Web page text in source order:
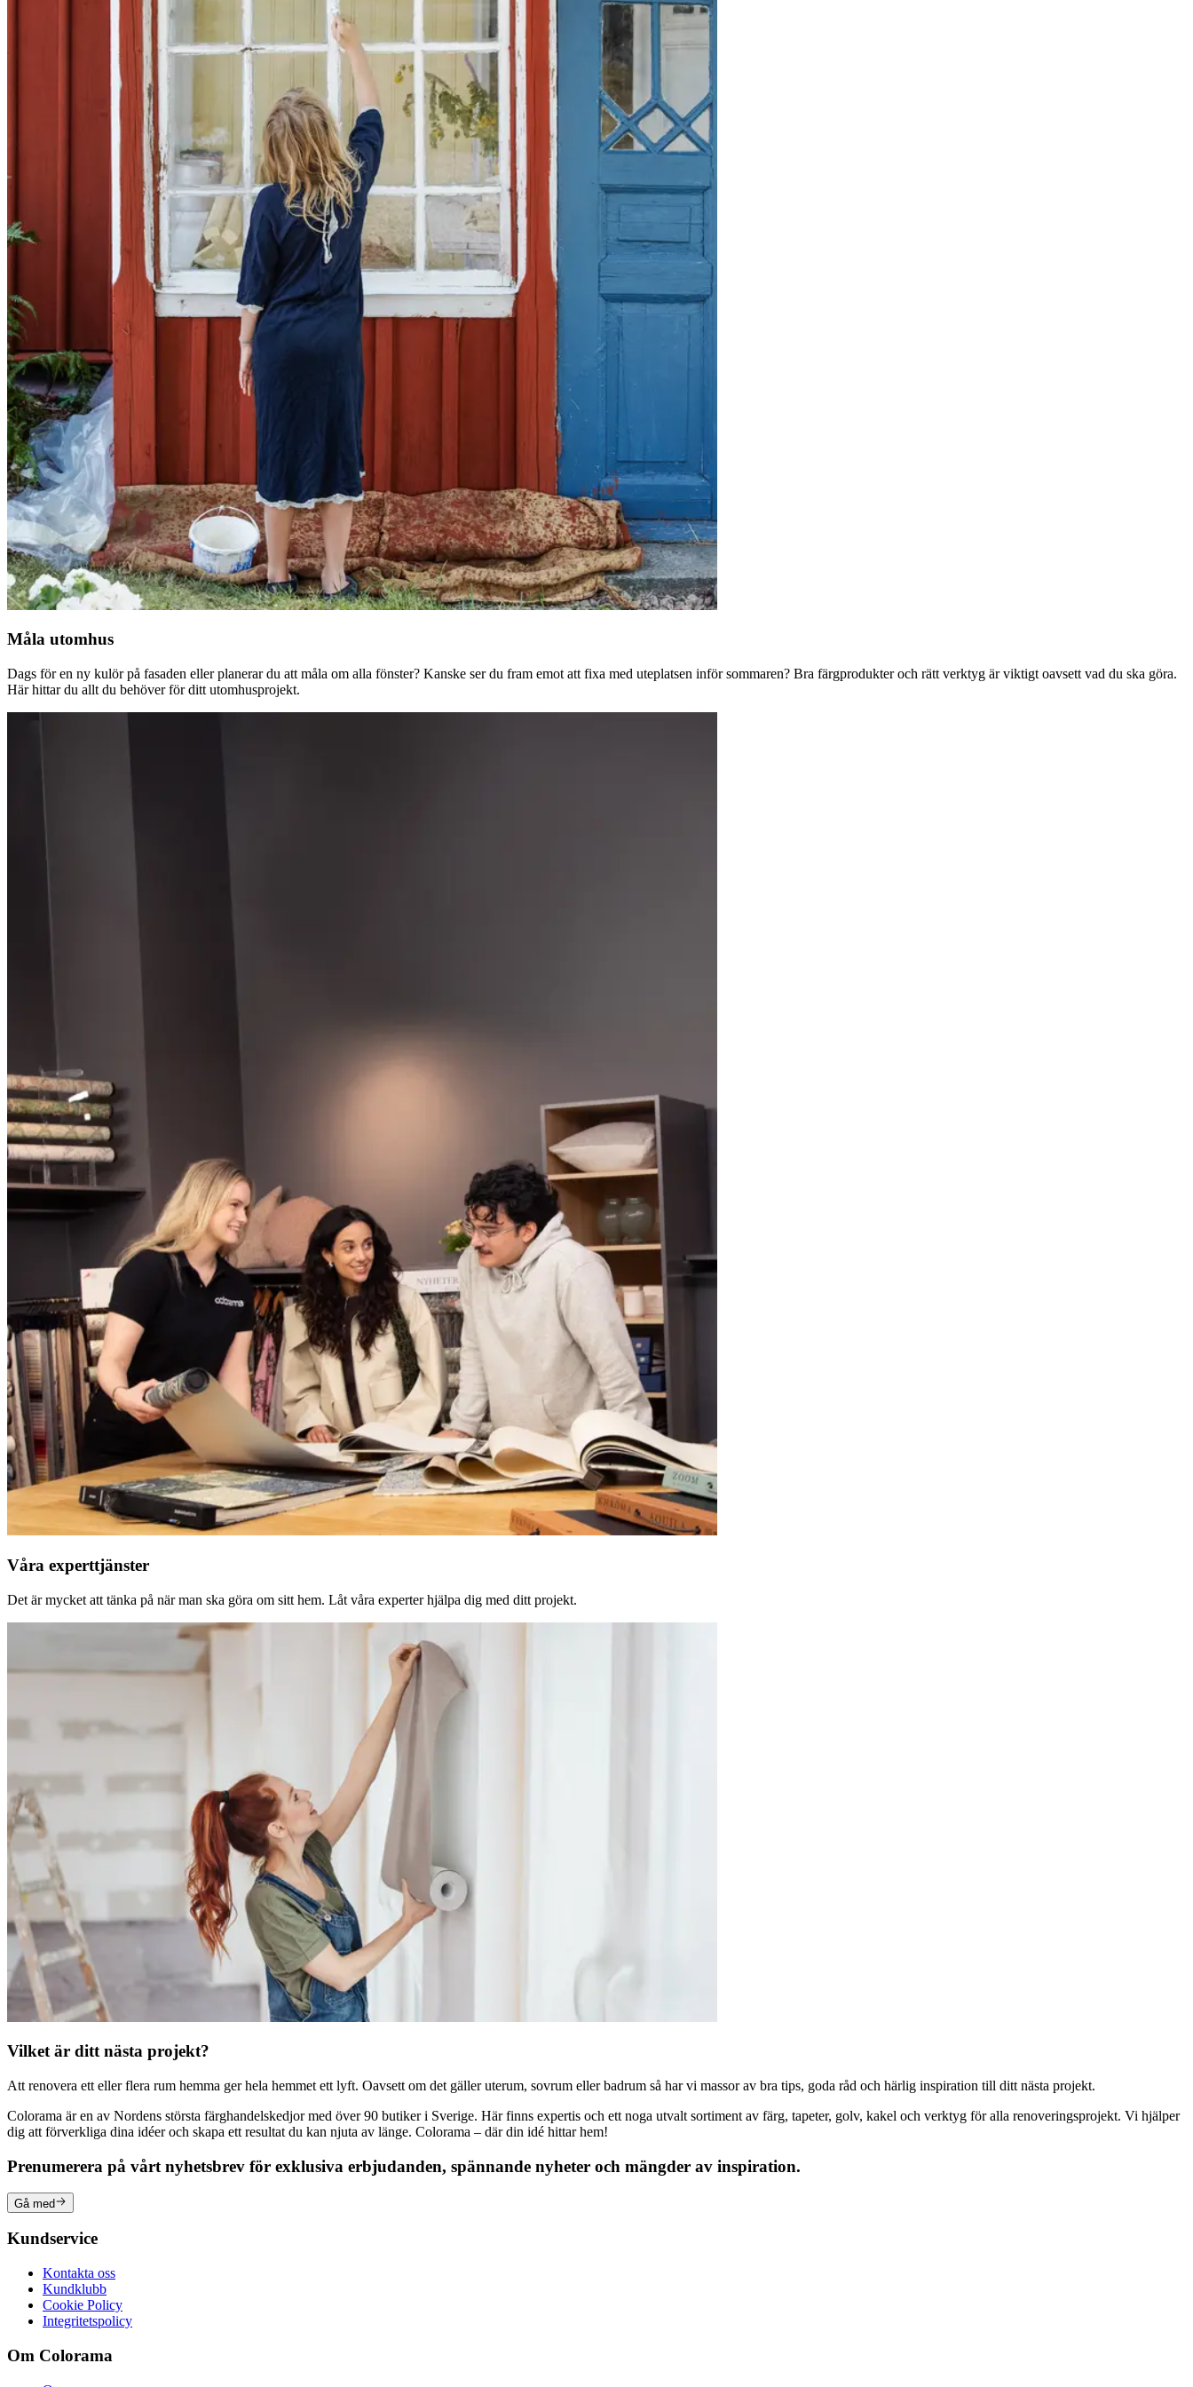
Måla utomhus
Dags för en ny kulör på fasaden eller planerar du att måla om alla fönster? Kanske ser du fram emot att fixa med uteplatsen inför sommaren? Bra färgprodukter och rätt verktyg är viktigt oavsett vad du ska göra.
Här hittar du allt du behöver för ditt utomhusprojekt.
Våra experttjänster
Det är mycket att tänka på när man ska göra om sitt hem. Låt våra experter hjälpa dig med ditt projekt.
Vilket är ditt nästa projekt?
Att renovera ett eller flera rum hemma ger hela hemmet ett lyft. Oavsett om det gäller uterum, sovrum eller badrum så har vi massor av bra tips, goda råd och härlig inspiration till ditt nästa projekt.
Colorama är en av Nordens största färghandelskedjor med över 90 butiker i Sverige. Här finns expertis och ett noga utvalt sortiment av färg, tapeter, golv, kakel och verktyg för alla renoveringsprojekt. Vi hjälper
dig att förverkliga dina idéer och skapa ett resultat du kan njuta av länge. Colorama – där din idé hittar hem!
Prenumerera på vårt nyhetsbrev för exklusiva erbjudanden, spännande nyheter och mängder av inspiration.
Gå med
Kundservice
Kontakta oss
Kundklubb
Cookie Policy
Integritetspolicy
Om Colorama